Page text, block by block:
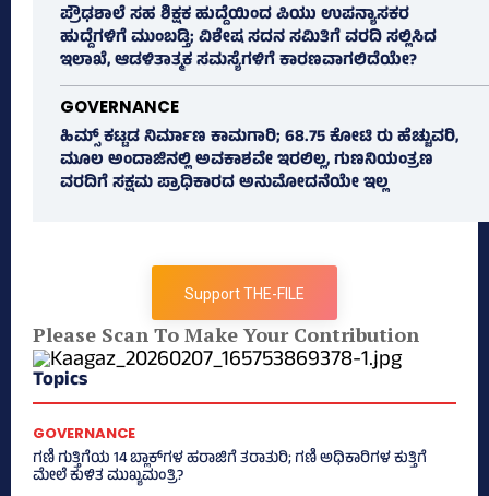
ಪ್ರೌಢಶಾಲೆ ಸಹ ಶಿಕ್ಷಕ ಹುದ್ದೆಯಿಂದ ಪಿಯು ಉಪನ್ಯಾಸಕರ
ಹುದ್ದೆಗಳಿಗೆ ಮುಂಬಡ್ತಿ; ವಿಶೇಷ ಸದನ ಸಮಿತಿಗೆ ವರದಿ ಸಲ್ಲಿಸಿದ
ಇಲಾಖೆ, ಆಡಳಿತಾತ್ಮಕ ಸಮಸ್ಯೆಗಳಿಗೆ ಕಾರಣವಾಗಲಿದೆಯೇ?
GOVERNANCE
ಹಿಮ್ಸ್‌ ಕಟ್ಟಡ ನಿರ್ಮಾಣ ಕಾಮಗಾರಿ; 68.75 ಕೋಟಿ ರು ಹೆಚ್ಚುವರಿ,
ಮೂಲ ಅಂದಾಜಿನಲ್ಲಿ ಅವಕಾಶವೇ ಇರಲಿಲ್ಲ, ಗುಣನಿಯಂತ್ರಣ
ವರದಿಗೆ ಸಕ್ಷಮ ಪ್ರಾಧಿಕಾರದ ಅನುಮೋದನೆಯೇ ಇಲ್ಲ
Support THE-FILE
Please Scan To Make Your Contribution
Topics
GOVERNANCE
ಗಣಿ ಗುತ್ತಿಗೆಯ 14 ಬ್ಲಾಕ್‌ಗಳ ಹರಾಜಿಗೆ ತರಾತುರಿ; ಗಣಿ ಅಧಿಕಾರಿಗಳ ಕುತ್ತಿಗೆ
ಮೇಲೆ ಕುಳಿತ ಮುಖ್ಯಮಂತ್ರಿ?